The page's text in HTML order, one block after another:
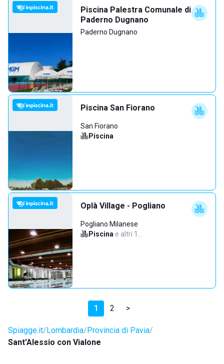
Piscina Palestra Comunale di
Paderno Dugnano
Paderno Dugnano
Piscina San Fiorano
San Fiorano
Piscina
Oplà Village - Pogliano
Pogliano Milanese
Piscina·e altri 1…
1 2 >
Spiagge.it Lombardia Provincia di Pavia
Sant'Alessio con Vialone